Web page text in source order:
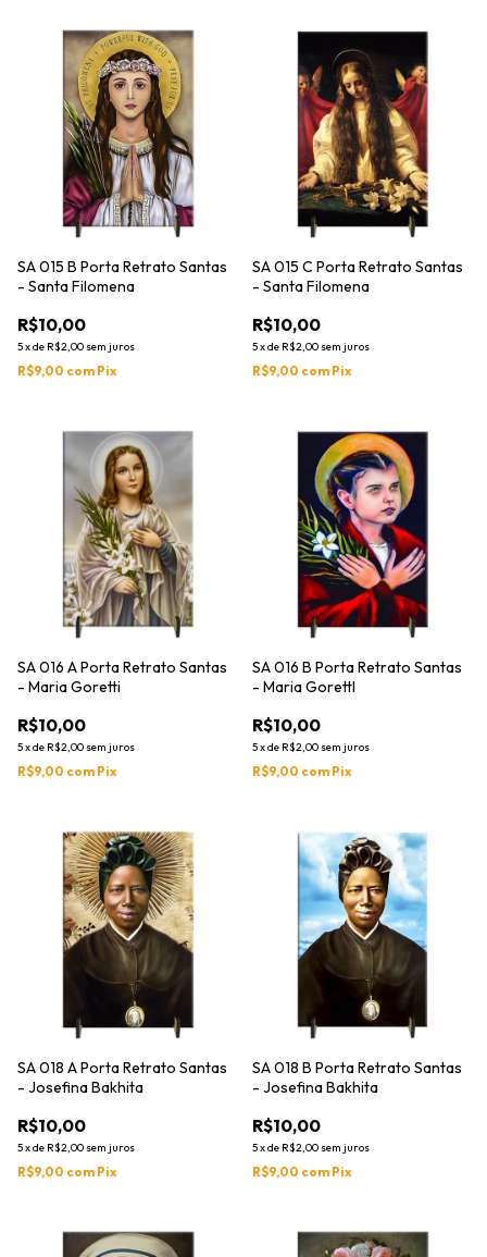
SA 015 B Porta Retrato Santas
- Santa Filomena
R$10,00
5xde R$2,00 sem juros
R$9,00 com Pix
SA 015 C Porta Retrato Santas
- Santa Filomena
R$10,00
5xde R$2,00 sem juros
R$9,00 com Pix
SA 016 A Porta Retrato Santas
- Maria Goretti
R$10,00
5xde R$2,00 sem juros
R$9,00 com Pix
SA 016 B Porta Retrato Santas
- Maria GorettI
R$10,00
5xde R$2,00 sem juros
R$9,00 com Pix
SA 018 A Porta Retrato Santas
- Josefina Bakhita
R$10,00
5xde R$2,00 sem juros
R$9,00 com Pix
SA 018 B Porta Retrato Santas
- Josefina Bakhita
R$10,00
5xde R$2,00 sem juros
R$9,00 com Pix